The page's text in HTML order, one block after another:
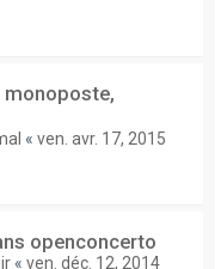
monoposte,
« ven. avr. 17, 2015
openconcerto
« ven. déc. 12, 2014